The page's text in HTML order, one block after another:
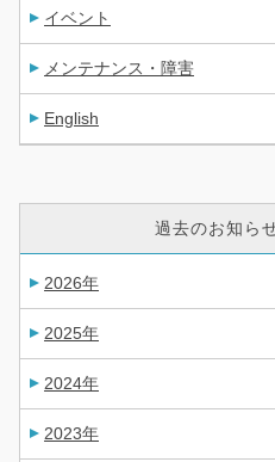
イベント
メンテナンス・障害
English
過去のお知ら
2026年
2025年
2024年
2023年